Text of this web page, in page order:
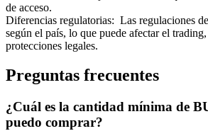
de acceso.
Diferencias regulatorias: Las regulaciones
según el país, lo que puede afectar el
protecciones legales.
Preguntas frecuentes
¿Cuál es la cantidad mínima de
puedo comprar?